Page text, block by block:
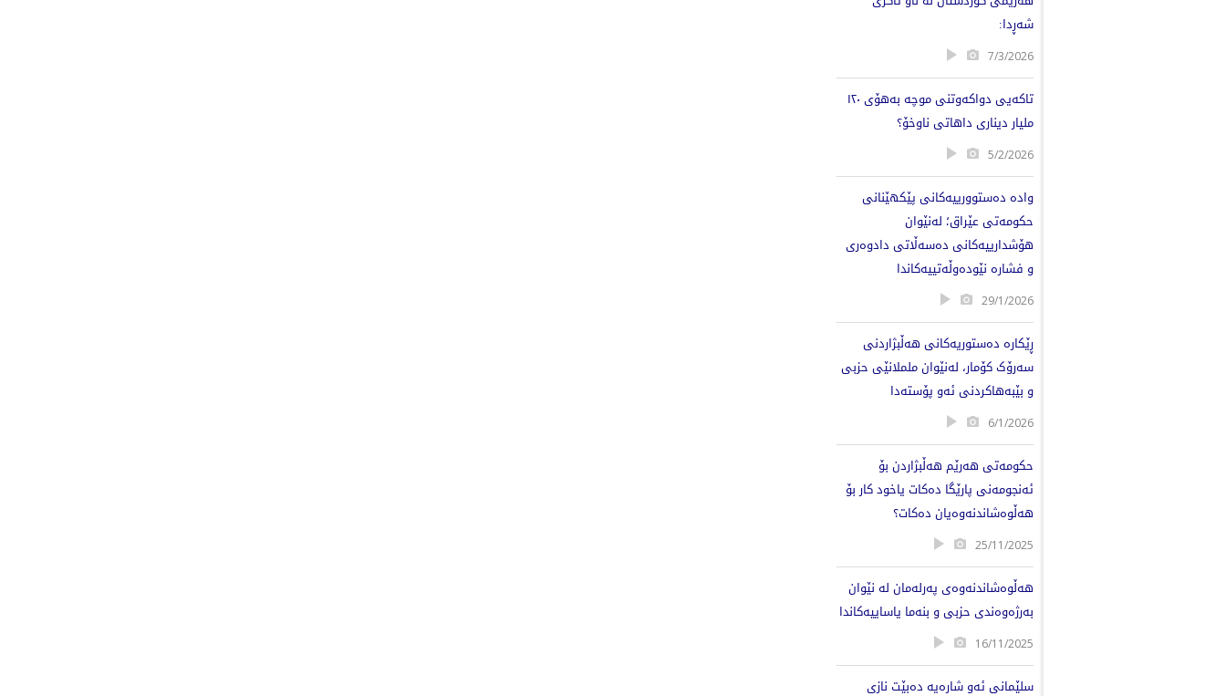
شەڕدا:
7/3/2026
تاكەیی دواكەوتنی موچە بەهۆی ١٢٠
ملیار دیناری داهاتی ناوخۆ؟
5/2/2026
وادە دەستوورییەکانی پێکهێنانی
حکومەتی عێراق؛ لەنێوان
هۆشدارییەکانی دەسەڵاتی دادوەری
و فشارە نێودەوڵەتییەکاندا
29/1/2026
ڕێكارە دەستوریەکانی هەڵبژاردنی
سەرۆک کۆمار، لەنێوان ململانێی حزبی
و بێبەهاکردنی ئەو پۆستەدا
6/1/2026
حكومەتی هەرێم هەڵبژاردن بۆ
ئەنجومەنی پارێگا دەكات یاخود كار بۆ
هەڵوەشاندنەوەیان دەكات؟
25/11/2025
هەڵوەشاندنەوەی پەرلەمان لە نێوان
بەرژەوەندی حزبی و بنەما یاساییەكاندا
16/11/2025
سلێمانی ئەو شارەیە دەبێت نازی